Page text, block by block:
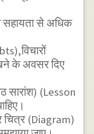
सहायता से अधिक
के अवसर दिए
सारांश) (Lesson
चित्र (Diagram)